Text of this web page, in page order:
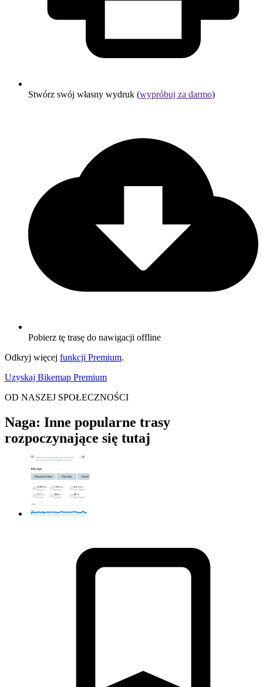
Stwórz swój własny wydruk (wypróbuj za darmo)
Pobierz tę trasę do nawigacji offline
Odkryj więcej funkcji Premium.
Uzyskaj Bikemap Premium
OD NASZEJ SPOŁECZNOŚCI
Naga: Inne popularne trasy
rozpoczynające się tutaj